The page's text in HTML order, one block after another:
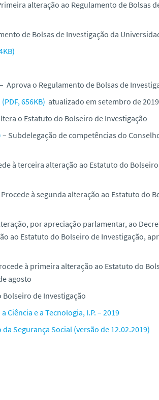
alteração ao Regulamento de Bolsas
de Bolsas de Investigação da
– Aprova o Regulamento de Bolsas de
656KB) atualizado em setembro de 2019
o Estatuto do Bolseiro de Investigação
– Subdelegação de competências do
à terceira alteração ao Estatuto do
Procede à segunda alteração ao Estatuto do
por apreciação parlamentar, ao
ao Estatuto do Bolseiro de Investigação,
à primeira alteração ao Estatuto do
agosto
Bolseiro de Investigação
Ciência e a Tecnologia, I.P. – 2019
Segurança Social (versão de 12.02.2019)